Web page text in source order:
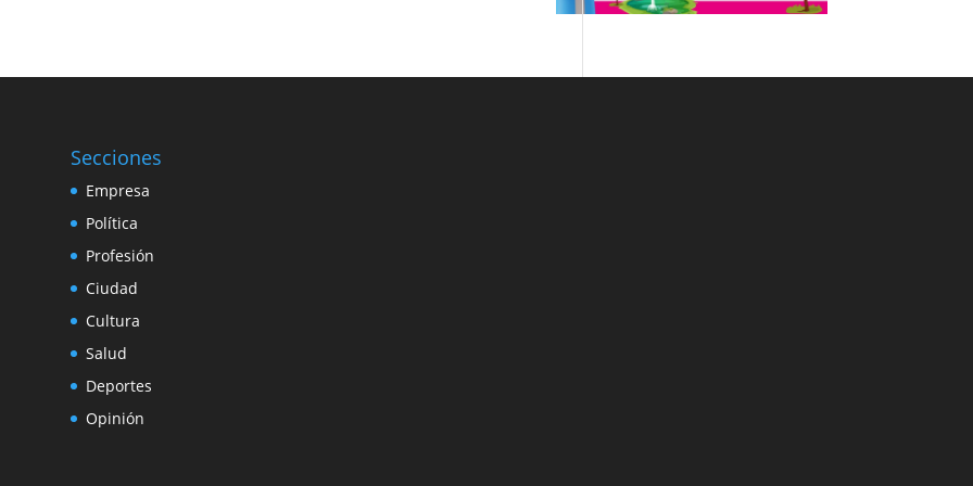
Secciones
Empresa
Política
Profesión
Ciudad
Cultura
Salud
Deportes
Opinión